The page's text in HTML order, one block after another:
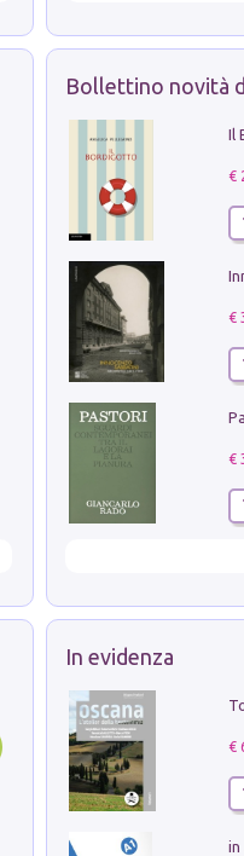
Bollettino novità
Il
€
€
€
In evidenza
€